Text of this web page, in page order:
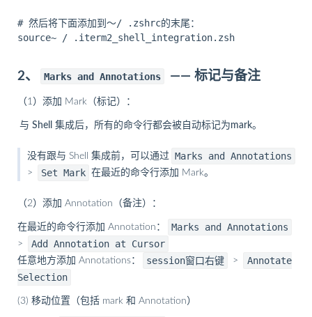
# 然后将下面添加到〜/ .zshrc的末尾：
source~ / .iterm2_shell_integration.zsh
2、 Marks and Annotations —— 标记与备注
（1）添加 Mark（标记）：
与 Shell 集成后，所有的命令行都会被自动标记为mark。
没有跟与 Shell 集成前，可以通过 Marks and Annotations
> Set Mark 在最近的命令行添加 Mark。
（2）添加 Annotation（备注）：
在最近的命令行添加 Annotation： Marks and Annotations
> Add Annotation at Cursor
任意地方添加 Annotations： session窗口右键 >
Annotate
Selection
(3) 移动位置（包括 mark 和 Annotation）